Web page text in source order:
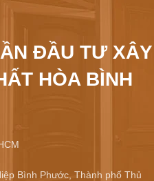
ĐẦU TƯ XÂY
HÒA BÌNH
Bình Phước, Thành phố Thủ